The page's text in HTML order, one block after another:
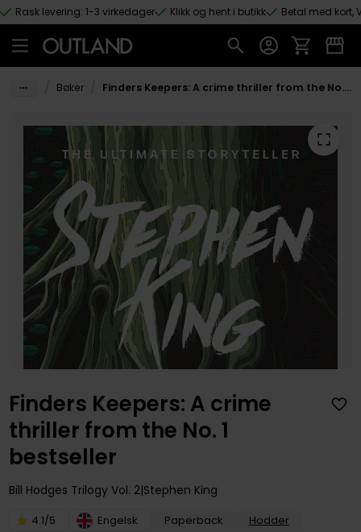
Hopp til hovedinnhold
Rask levering: 1-3 virkedager Klikk og hent i butikk Betal med kort,
Bøker Finders Keepers: A crime thriller from the No. 1 bestseller
Finders Keepers: A crime
thriller from the No. 1
bestseller
Bill Hodges TrilogyVol. 2 Stephen King
4.1/5 Engelsk Paperback
Hodder